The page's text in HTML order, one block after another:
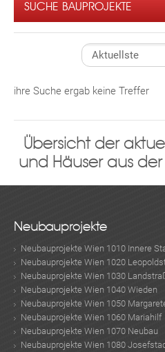
SUCHE BAUPROJEKTE
ihre Suche ergab keine Treffer
Übersicht der
und Häuser aus
Neubauprojekte
Neubauprojekte Wien 1010 Innere
Neubauprojekte Wien 1020
Neubauprojekte Wien 1030
Neubauprojekte Wien 1040 Wieden
Neubauprojekte Wien 1050
Neubauprojekte Wien 1060 Mariahilf
Neubauprojekte Wien 1070 Neubau
Neubauprojekte Wien 1080